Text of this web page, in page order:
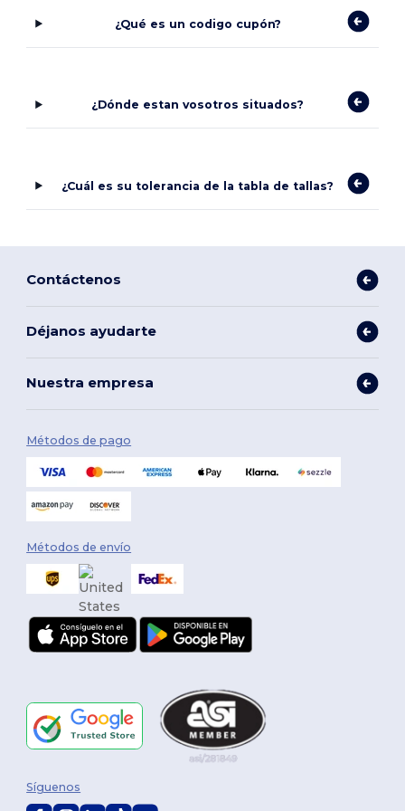
¿Qué es un codigo cupón?
¿Dónde estan vosotros situados?
¿Cuál es su tolerancia de la tabla de tallas?
Contáctenos
Déjanos ayudarte
Nuestra empresa
Métodos de pago
Métodos de envío
Síguenos